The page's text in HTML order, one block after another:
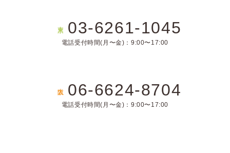
03-6261-1045
電話受付時間(月〜金)：9:00〜17:00
06-6624-8704
電話受付時間(月〜金)：9:00〜17:00